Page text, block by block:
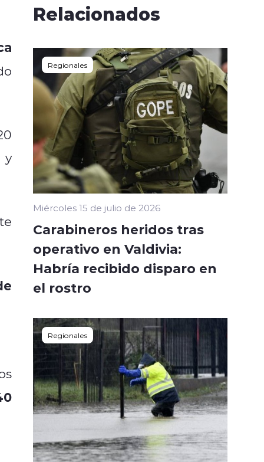
y
Relacionados
Regionales
Miércoles 15 de julio de 2026
Carabineros heridos tras
operativo en Valdivia:
Habría recibido disparo en
el rostro
Regionales